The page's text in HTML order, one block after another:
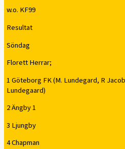
w.o. KF99
Resultat
Söndag
Florett Herrar;
1 Göteborg FK (M. Lundegard, R
Lundegaard)
2 Ängby 1
3 Ljungby
4 Chapman